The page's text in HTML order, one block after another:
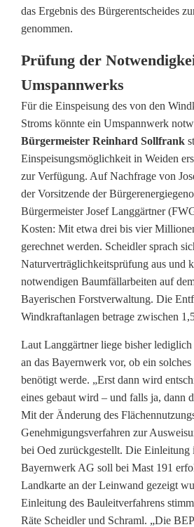
das Ergebnis des Bürgerentscheides
genommen.
Prüfung der
Umspannwerks
Für die Einspeisung des von den
Stroms könnte ein Umspannwerk
Bürgermeister Reinhard Sollfrank
Einspeisungsmöglichkeit in Weiden
zur Verfügung. Auf Nachfrage von
der Vorsitzende der
Bürgermeister Josef Langgärtner
Kosten: Mit etwa drei bis vier
gerechnet werden. Scheidler sprach
Naturverträglichkeitsprüfung aus und
notwendigen Baumfällarbeiten auf
Bayerischen Forstverwaltung. Die
Windkraftanlagen betrage zwischen
Laut Langgärtner liege bisher
an das Bayernwerk vor, ob ein
benötigt werde. „Erst dann wird
eines gebaut wird – und falls ja, dann
Mit der Änderung des
Genehmigungsverfahren zur
bei Oed zurückgestellt. Die Einleitung
Bayernwerk AG soll bei Mast 191
Landkarte an der Leinwand gezeigt
Einleitung des Bauleitverfahrens
Räte Scheidler und Schraml. „Die